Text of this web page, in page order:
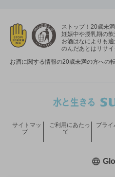
ストップ！20歳未
妊娠中や授乳期の飲
お酒はなによりも適
のんだあとはリサイ
お酒に関する情報の20歳未満の方への
サイトマッ
プ
ご利用にあたっ
て
プラ